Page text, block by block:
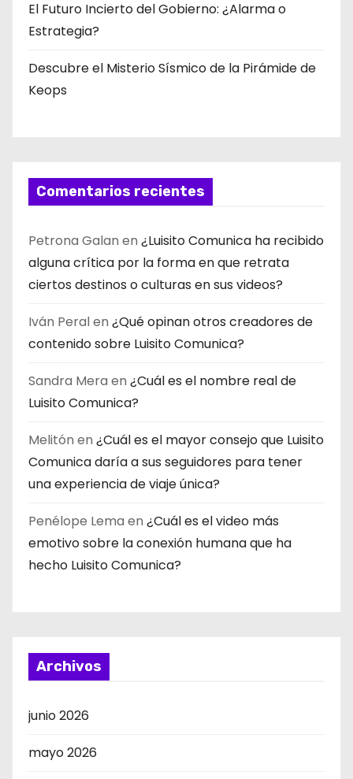
El Futuro Incierto del Gobierno: ¿Alarma o
Estrategia?
Descubre el Misterio Sísmico de la Pirámide de
Keops
Comentarios recientes
Petrona Galan en ¿Luisito Comunica ha recibido
alguna crítica por la forma en que retrata
ciertos destinos o culturas en sus videos?
Iván Peralen ¿Qué opinan otros creadores de
contenido sobre Luisito Comunica?
Sandra Mera en ¿Cuál es el nombre real de
Luisito Comunica?
Melitón en ¿Cuál es el mayor consejo que Luisito
Comunica daría a sus seguidores para tener
una experiencia de viaje única?
Penélope Lema en ¿Cuál es el video más
emotivo sobre la conexión humana que ha
hecho Luisito Comunica?
Archivos
junio 2026
mayo 2026